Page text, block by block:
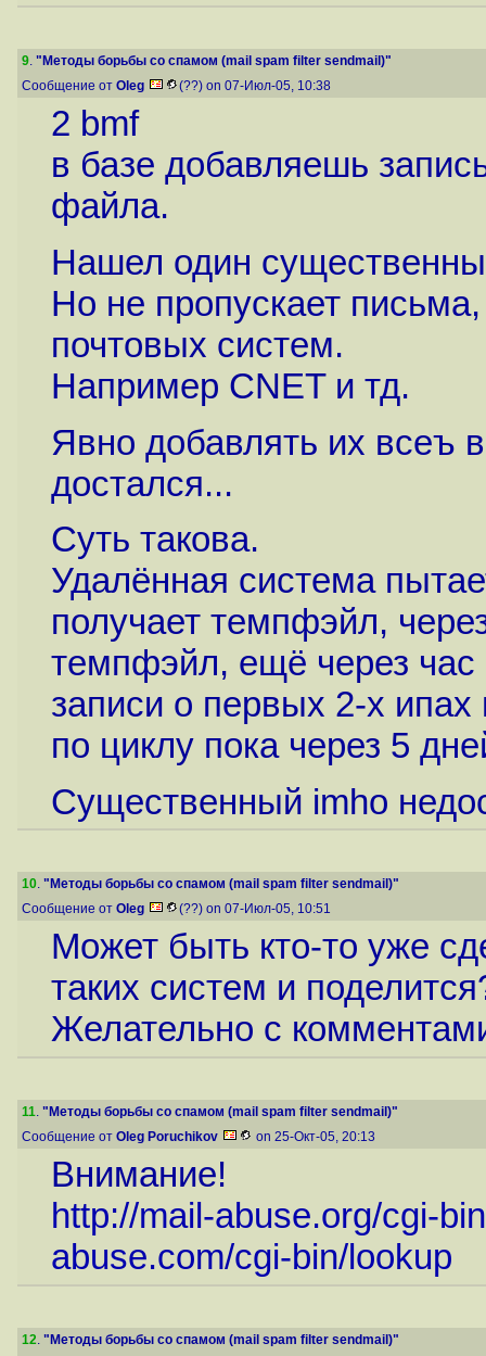
9. "Методы борьбы со спамом (mail spam filter sendmail)"
Сообщение от Oleg (??) on 07-Июл-05, 10:38
2 bmf
в базе добавляешь
файла.
Нашел один
Но не пропускает
почтовых систем.
Например CNET и тд.
Явно добавлять их всеъ
достался...
Суть такова.
Удалённая система
получает темпфэйл,
темпфэйл, ещё через час
записи о первых 2-х ипах
по циклу пока через 5
Существенный imho
10. "Методы борьбы со спамом (mail spam filter sendmail)"
Сообщение от Oleg (??) on 07-Июл-05, 10:51
Может быть кто-то уже
таких систем и
Желательно с
11. "Методы борьбы со спамом (mail spam filter sendmail)"
Сообщение от Oleg Poruchikov on 25-Окт-05, 20:13
Внимание!
http://mail-abuse.org/cgi-
abuse.com/cgi-bin/lookup
12. "Методы борьбы со спамом (mail spam filter sendmail)"